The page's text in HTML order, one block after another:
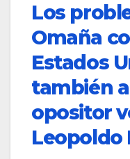
Los
Omaña
Estados
también
opositor
Leopoldo